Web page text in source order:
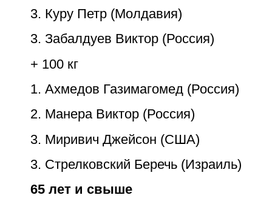
3. Куру Петр (Молдавия)
3. Забалдуев Виктор (Россия)
+ 100 кг
1. Ахмедов Газимагомед (Россия)
2. Манера Виктор (Россия)
3. Миривич Джейсон (США)
3. Стрелковский Беречь (Израиль)
65 лет и свыше